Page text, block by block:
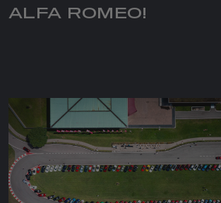
ALFA ROMEO!